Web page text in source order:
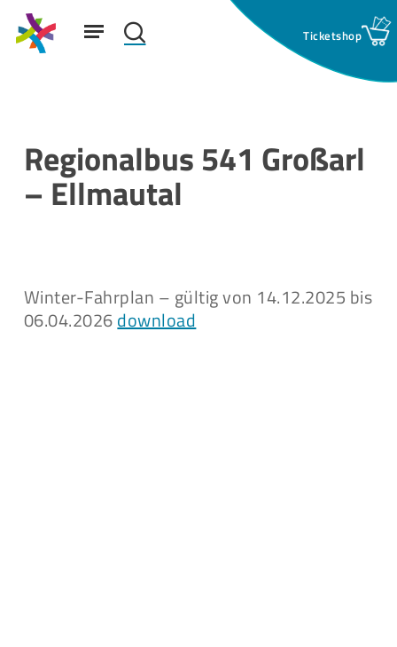
Skip
mainSuchfeld: search
Menu
Regionalbus 541 Großarl
– Ellmautal
Winter-Fahrplan – gültig von 14.12.2025 bis
06.04.2026download